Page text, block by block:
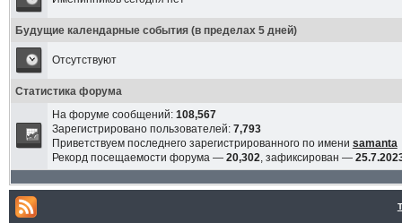
Будущие календарные события (в пределах 5 дней)
Отсутствуют
Статистика форума
На форуме сообщений: 108,567
Зарегистрировано пользователей: 7,793
Приветствуем последнего зарегистрированного по имени samanta
Рекорд посещаемости форума — 20,302, зафиксирован —